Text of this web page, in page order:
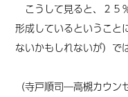
こうして見ると、２５
形成しているということ
ないかもしれないが）で
（寺戸順司―高槻カウン